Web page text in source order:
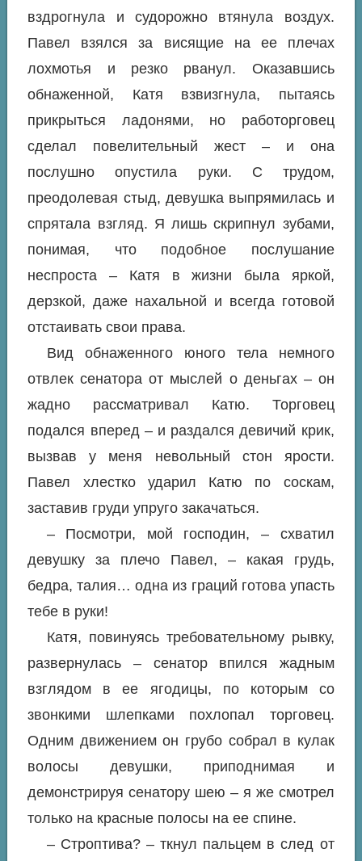
вздрогнула и судорожно втянула воздух.
Павел взялся за висящие на ее плечах
лохмотья и резко рванул. Оказавшись
обнаженной, Катя взвизгнула, пытаясь
прикрыться ладонями, но работорговец
сделал повелительный жест – и она
послушно опустила руки. С трудом,
преодолевая стыд, девушка выпрямилась и
спрятала взгляд. Я лишь скрипнул зубами,
понимая, что подобное послушание
неспроста – Катя в жизни была яркой,
дерзкой, даже нахальной и всегда готовой
отстаивать свои права.
Вид обнаженного юного тела немного
отвлек сенатора от мыслей о деньгах – он
жадно рассматривал Катю. Торговец
подался вперед – и раздался девичий крик,
вызвав у меня невольный стон ярости.
Павел хлестко ударил Катю по соскам,
заставив груди упруго закачаться.
– Посмотри, мой господин, – схватил
девушку за плечо Павел, – какая грудь,
бедра, талия… одна из граций готова упасть
тебе в руки!
Катя, повинуясь требовательному рывку,
развернулась – сенатор впился жадным
взглядом в ее ягодицы, по которым со
звонкими шлепками похлопал торговец.
Одним движением он грубо собрал в кулак
волосы девушки, приподнимая и
демонстрируя сенатору шею – я же смотрел
только на красные полосы на ее спине.
– Строптива? – ткнул пальцем в след от